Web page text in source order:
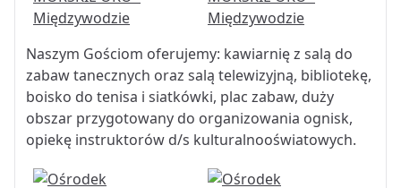
Naszym Gościom oferujemy: kawiarnię z salą do
zabaw tanecznych oraz salą telewizyjną, bibliotekę,
boisko do tenisa i siatkówki, plac zabaw, duży
obszar przygotowany do organizowania ognisk,
opiekę instruktorów d/s kulturalnooświatowych.